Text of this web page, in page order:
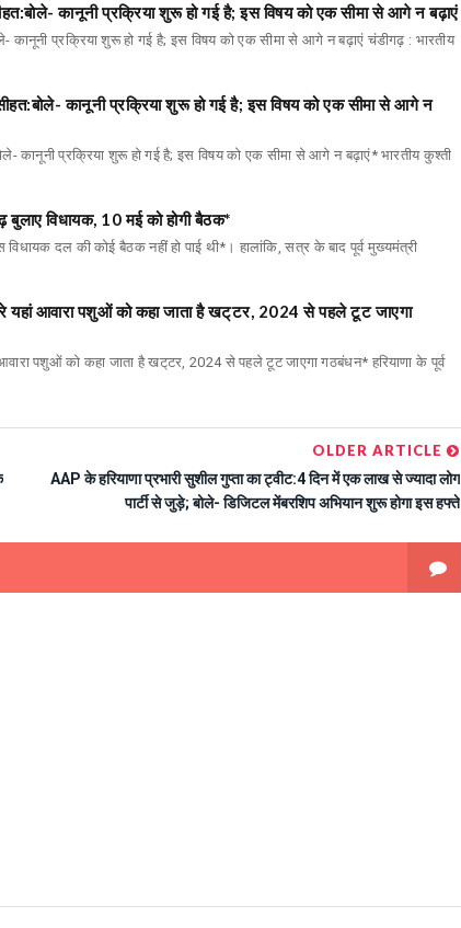
कानूनी प्रक्रिया शुरू हो गई है; इस विषय को एक सीमा से आगे न बढ़ाएं
कानूनी प्रक्रिया शुरू हो गई है; इस विषय को एक सीमा से आगे न बढ़ाएं चंडीगढ़ : भारतीय
कानूनी प्रक्रिया शुरू हो गई है; इस विषय को एक सीमा से आगे न
कानूनी प्रक्रिया शुरू हो गई है; इस विषय को एक सीमा से आगे न बढ़ाएं* भारतीय कुश्ती
विधायक, 10 मई को होगी बैठक*
दल की कोई बैठक नहीं हो पाई थी*। हालांकि, सत्र के बाद पूर्व मुख्यमंत्री
यहां आवारा पशुओं को कहा जाता है खट्‌टर, 2024 से पहले टूट जाएगा
आवारा पशुओं को कहा जाता है खट्‌टर, 2024 से पहले टूट जाएगा गठबंधन* हरियाणा के पूर्व
OLDER ARTICLE
AAP के हरियाणा प्रभारी सुशील गुप्ता का ट्वीट:4 दिन में एक लाख से ज्यादा लोग
पार्टी से जुड़े; बोले- डिजिटल मेंबरशिप अभियान शुरू होगा इस हफ्ते